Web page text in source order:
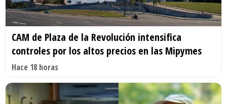
CAM de Plaza de la Revolución intensifica
controles por los altos precios en las Mipymes
Hace 18 horas